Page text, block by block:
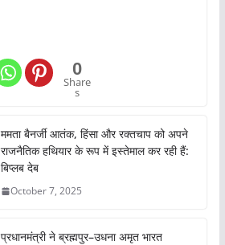
0
Share
s
ममता बैनर्जी आतंक, हिंसा और रक्तचाप को अपने
राजनैतिक हथियार के रूप में इस्तेमाल कर रही हैं:
बिप्लब देब
October 7, 2025
प्रधानमंत्री ने ब्रह्मपुर–उधना अमृत भारत